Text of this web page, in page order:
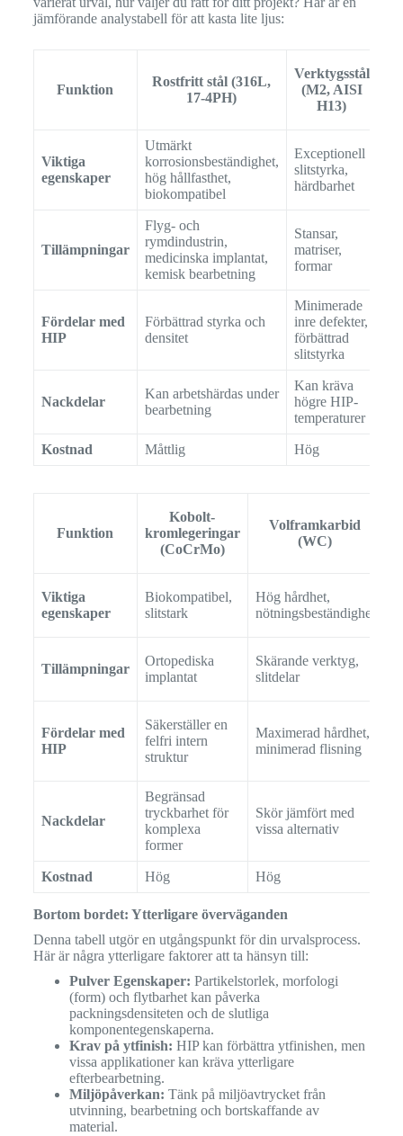
jämförande analystabell för att kasta lite ljus:
Funktion
Rostfritt stål (316L,
17-4PH)
Verktygsstål
(M2, AISI
H13)
Viktiga
egenskaper
Utmärkt
korrosionsbeständighet,
hög hållfasthet,
biokompatibel
Exceptionell
slitstyrka,
härdbarhet
Tillämpningar
Flyg- och
rymdindustrin,
medicinska implantat,
kemisk bearbetning
Stansar,
matriser,
formar
Fördelar med
HIP
Förbättrad styrka och
densitet
Minimerade
inre defekter,
förbättrad
slitstyrka
Nackdelar
Kan arbetshärdas under
bearbetning
Kan kräva
högre HIP-
temperaturer
Kostnad Måttlig Hög
Funktion
Kobolt-
kromlegeringar
(CoCrMo)
Volframkarbid
(WC)
Viktiga
egenskaper
Biokompatibel,
slitstark
Hög hårdhet,
nötningsbeständighet
Tillämpningar
Ortopediska
implantat
Skärande verktyg,
slitdelar
Fördelar med
HIP
Säkerställer en
felfri intern
struktur
Maximerad hårdhet,
minimerad flisning
Nackdelar
Begränsad
tryckbarhet för
komplexa
former
Skör jämfört med
vissa alternativ
Kostnad Hög Hög
Bortom bordet: Ytterligare överväganden
Denna tabell utgör en utgångspunkt för din urvalsprocess.
Här är några ytterligare faktorer att ta hänsyn till:
Pulver Egenskaper: Partikelstorlek, morfologi
(form) och flytbarhet kan påverka
packningsdensiteten och de slutliga
komponentegenskaperna.
Krav på ytfinish: HIP kan förbättra ytfinishen, men
vissa applikationer kan kräva ytterligare
efterbearbetning.
Miljöpåverkan: Tänk på miljöavtrycket från
utvinning, bearbetning och bortskaffande av
material.